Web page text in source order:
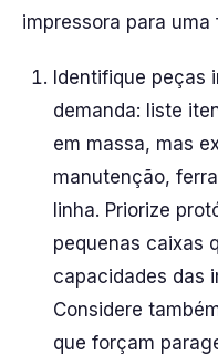
impressora para uma
Identifique peças
demanda: liste
em massa, mas
manutenção,
linha. Priorize
pequenas caixas
capacidades das
Considere
que forçam